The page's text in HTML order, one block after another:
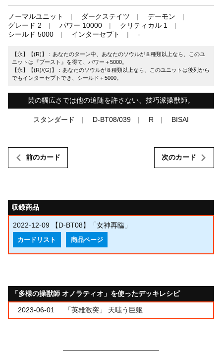
ノーマルユニット ダークステイツ
デーモン
グレード 2
パワー 10000
クリティカル 1
シールド 5000
インターセプト -
【永】【(R)】：あなたのターン中、あなたのソウルが８種類以上なら、このユ
ニットは『ブースト』を得て、パワー＋5000。
【永】【(R)/(G)】：あなたのソウルが８種類以上なら、このユニットは後列から
でもインターセプトでき、シールド＋5000。
芸の幅広さでは他の追随を許さない、技巧派操獣師。
スタンダード D-BT08/039 R BISAI
前のカード 次のカード
収録商品
2022-12-09 【D-BT08】「女神再臨」
カードリスト 商品ページ
「多様の操獣師 オノラティオ」を使ったデッキレシピ
2023-06-01 「英雄激突」 天嗤う巨躯